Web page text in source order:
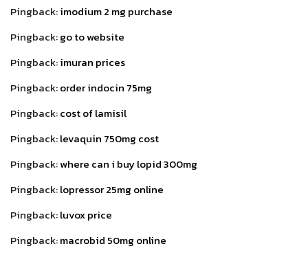
Pingback:imodium 2 mg purchase
Pingback:go to website
Pingback:imuran prices
Pingback:order indocin 75mg
Pingback:cost of lamisil
Pingback:levaquin 750mg cost
Pingback:where can i buy lopid 300mg
Pingback:lopressor 25mg online
Pingback:luvox price
Pingback:macrobid 50mg online